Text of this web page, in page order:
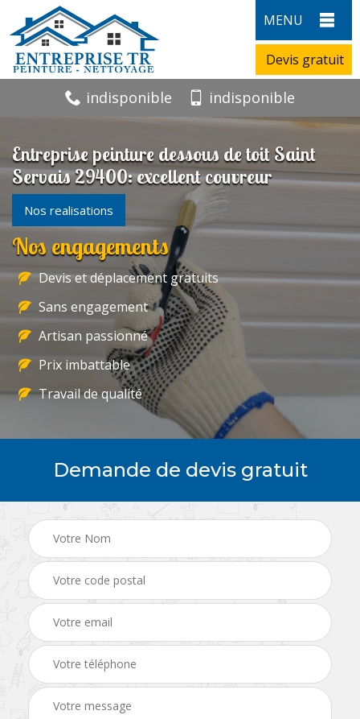
MENU
Devis gratuit
indisponible indisponible
Entreprise peinture dessous de toit Saint
Servais 29400: excellent couvreur
Nos realisations
Nos engagements
Devis et déplacement gratuits
Sans engagement
Artisan passionné
Prix imbattable
Travail de qualité
Demande de devis gratuit